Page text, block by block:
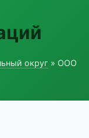
округ » ООО